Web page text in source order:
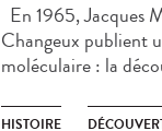
En 1965, Jacques
Changeux publient
moléculaire : la
HISTOIRE